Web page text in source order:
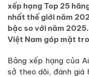
xếp hạng Top 25
nhất thế giới năm
bậc so với năm
Việt Nam góp mặt
Bảng xếp hạng của
sở theo dõi, đánh giá